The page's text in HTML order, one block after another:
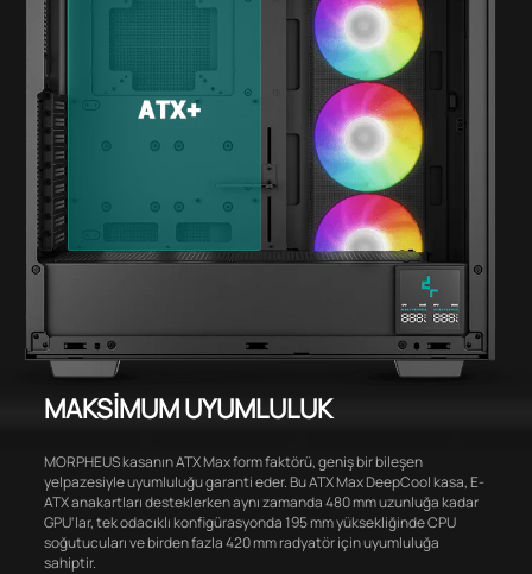
MAKSİMUM UYUMLULUK
MORPHEUS kasanın ATX Max form faktörü, geniş bir bileşen
yelpazesiyle uyumluluğu garanti eder. Bu ATX Max DeepCool kasa, E-
ATX anakartları desteklerken aynı zamanda 480 mm uzunluğa kadar
GPU'lar, tek odacıklı konfigürasyonda 195 mm yüksekliğinde CPU
soğutucuları ve birden fazla 420 mm radyatör için uyumluluğa
sahiptir.